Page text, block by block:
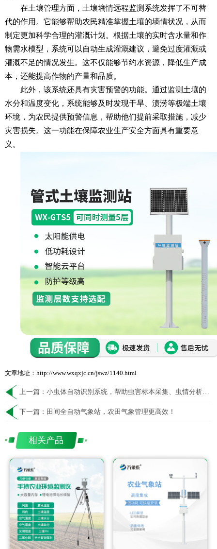
在土壤管理方面， 土壤墒情远程监测系统发挥了不可替
代的作用。它能够帮助农民精准掌握土壤的墒情状况，从而
制定更加科学合理的灌溉计划。根据土壤的实时含水量和作
物需水模型，系统可以自动生成灌溉建议，避免过度灌溉或
灌溉不足的情况发生。这不仅能够节约水资源，降低生产成
本，还能提高作物的产量和品质。
此外，该系统还具有灾害预警的功能。通过监测土壤的
水分和温度变化，系统能够及时发现干旱、渍涝等极端土壤
环境，为农民提供预警信息，帮助他们提前采取措施，减少
灾害损失。这一功能在保障农业生产安全方面具有重要意
义。
文章地址：http://www.wxqxjc.cn/jswz/1140.html
上一篇： 小虫体自动识别系统，帮助虫害标本采集、虫情分析预测
下一篇： 田间全自动气象站，农田气象管理更高效！
相关产品